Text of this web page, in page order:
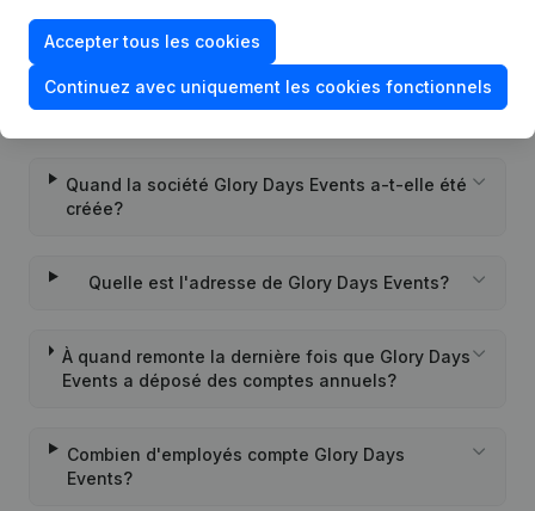
Quel est l'identifiant PEPPOL de Glory Days
Events?
Quand la société Glory Days Events a-t-elle été
créée?
Quelle est l'adresse de Glory Days Events?
À quand remonte la dernière fois que Glory Days
Events a déposé des comptes annuels?
Combien d'employés compte Glory Days
Events?
Accepter tous les cookies
Continuez avec uniquement les cookies fonctionnels